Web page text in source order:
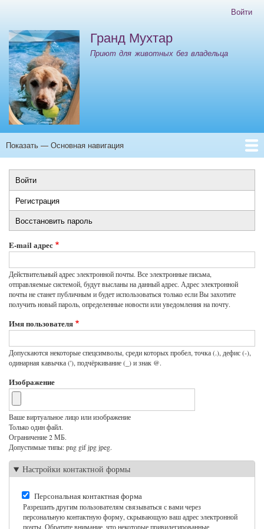
основному
содержанию
учётной
записи
пользователя
Войти
Гранд Мухтар
Приют для животных без владельца
Основная
Показать — Основная навигация
Главная
Контакты
ООО "ИНК" Отлов 08.10.25-12.10.25
Главные
вкладки
Войти
Регистрация
вкладка)
Восстановить пароль
E-mail адрес
Действительный адрес электронной почты. Все электронные письма,
отправляемые системой, будут высланы на данный адрес. Адрес электронной
почты не станет публичным и будет использоваться только если Вы захотите
получить новый пароль, определенные новости или уведомления на почту.
Имя пользователя
Допускаются некоторые спецсимволы, среди которых пробел, точка (.), дефис (-),
одинарная кавычка ('), подчёркивание (_) и знак @.
Изображение
Ваше виртуальное лицо или изображение
Только один файл.
Ограничение 2 МБ.
Допустимые типы: png gif jpg jpeg.
Настройки контактной формы
Персональная контактная форма
Разрешить другим пользователям связываться с вами через
персональную контактную форму, скрывающую ваш адрес электронной
почты. Обратите внимание, что некоторые привилегированные